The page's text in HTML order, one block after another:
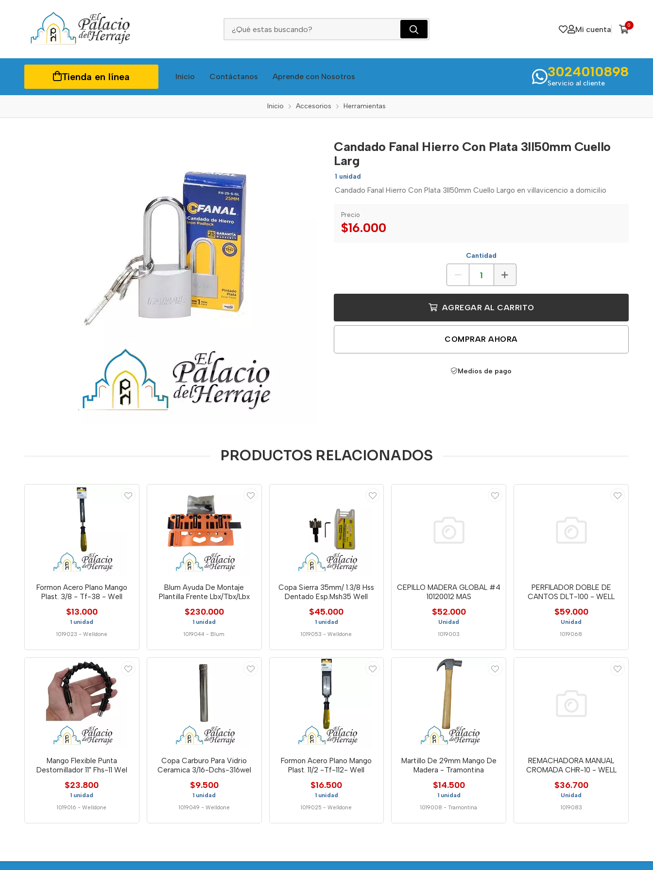
Mi cuenta 0
Tienda en línea Inicio Contáctanos Aprende con Nosotros 3024010898
Servicio al cliente
Inicio Accesorios Herramientas
Candado Fanal Hierro Con Plata 3ll50mm Cuello
Larg
1 unidad
Candado Fanal Hierro Con Plata 3ll50mm Cuello Largo en villavicencio a domicilio
Precio
$16.000
Cantidad
AGREGAR AL CARRITO
COMPRAR AHORA
Medios de pago
PRODUCTOS RELACIONADOS
Formon Acero Plano Mango
Plast. 3/8 - Tf-38 - Well
$13.000
1 unidad
1019023 - Welldone
Blum Ayuda De Montaje
Plantilla Frente Lbx/Tbx/Lbx
$230.000
1 unidad
1019044 - Blum
Copa Sierra 35mm/ 1.3/8 Hss
Dentado Esp.Msh35 Well
$45.000
1 unidad
1019053 -Welldone
CEPILLO MADERA GLOBAL #4
10120012 MAS
$52.000
Unidad
1019003
PERFILADOR DOBLE DE
CANTOS DLT-100 - WELL
$59.000
Unidad
1019068
Mango Flexible Punta
Destornillador 11" Fhs-11 Wel
$23.800
1 unidad
1019016 -Welldone
Copa Carburo Para Vidrio
Ceramica 3/16-Dchs-316wel
$9.500
1 unidad
1019049 - Welldone
Formon Acero Plano Mango
Plast. 11/2 -Tf-112- Well
$16.500
1 unidad
1019025 -Welldone
Martillo De 29mm Mango De
Madera - Tramontina
$14.500
1 unidad
1019008 -Tramontina
REMACHADORA MANUAL
CROMADA CHR-10 - WELL
$36.700
Unidad
1019083